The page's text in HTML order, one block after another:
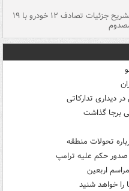
تشریح جزئیات تصادف ۱۲ خودرو با ۱۹
دیداری تدارکاتی
برجا گذاشت
تحولات منطقه
حکم علیه ترامپ
اربعین
خواهد شنید